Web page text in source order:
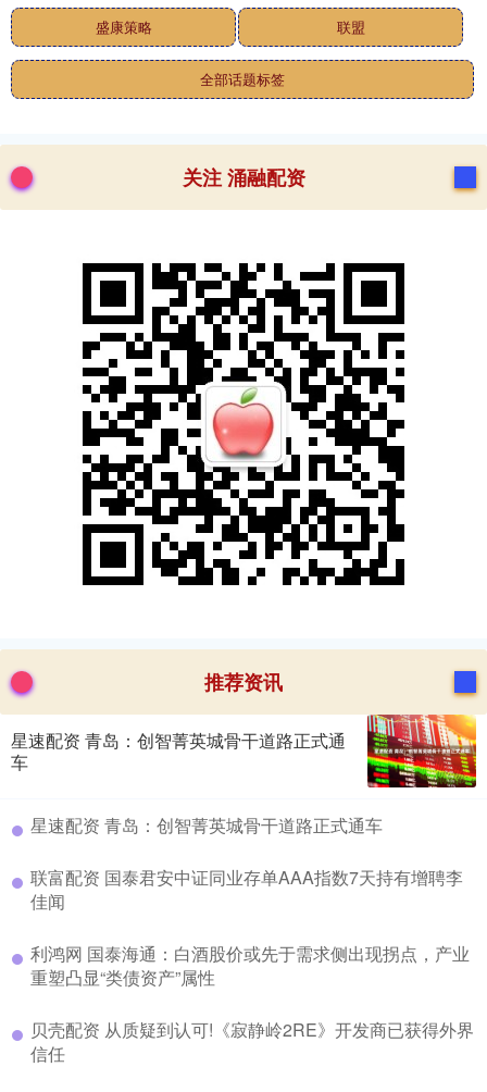
盛康策略 联盟
全部话题标签
关注 涌融配资
推荐资讯
星速配资 青岛：创智菁英城骨干道路正式通
车
​星速配资 青岛：创智菁英城骨干道路正式通车
​联富配资 国泰君安中证同业存单AAA指数7天持有增聘李
佳闻
​利鸿网 国泰海通：白酒股价或先于需求侧出现拐点，产业
重塑凸显“类债资产”属性
​贝壳配资 从质疑到认可!《寂静岭2RE》开发商已获得外界
信任